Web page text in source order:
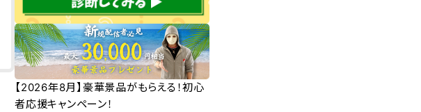
【2026年8月】豪華景品がもらえる！初心
者応援キャンペーン！